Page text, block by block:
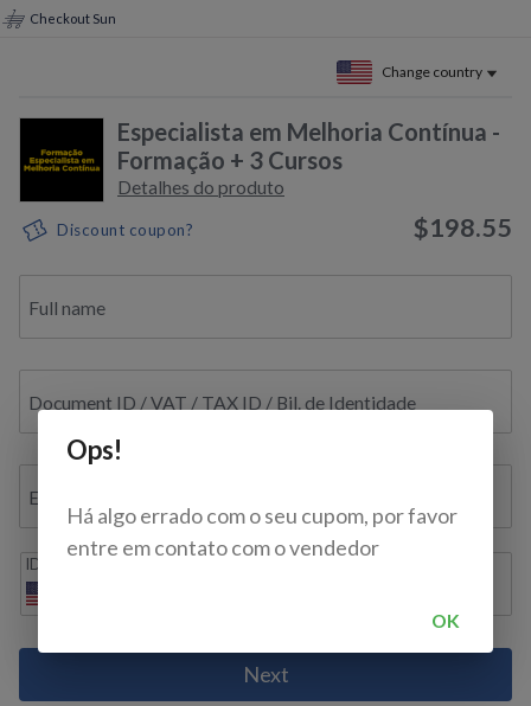
Checkout Sun
Change country
Especialista em Melhoria Contínua -
Formação + 3 Cursos
Detalhes do produto
Discount coupon? $198.55
Full name
Document ID / VAT / TAX ID / Bil. de Identidade
E-mail
IDD
Next
Ops!
Há algo errado com o seu cupom, por favor
entre em contato com o vendedor
OK